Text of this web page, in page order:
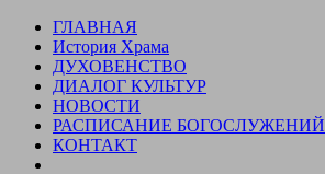
Skip
content
ГЛАВНАЯ
История Храма
ДУХОВЕНСТВО
ДИАЛОГ КУЛЬТУР
НОВОСТИ
РАСПИСАНИЕ БОГОСЛУЖЕНИЙ
КОНТАКТ